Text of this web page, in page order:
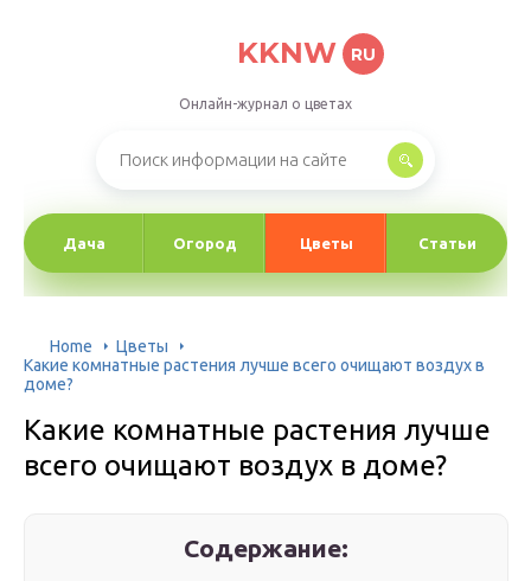
KKNW RU
Онлайн-журнал о цветах
Дача Огород Цветы Статьи
Home
Цветы
Какие комнатные растения лучше всего очищают воздух в
доме?
Какие комнатные растения лучше
всего очищают воздух в доме?
Содержание: